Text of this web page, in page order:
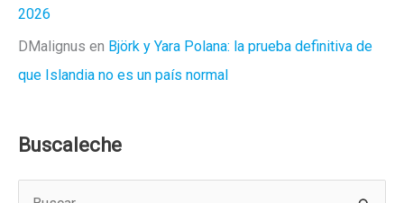
2026
DMalignus en Björk y Yara Polana: la prueba definitiva de
que Islandia no es un país normal
Buscaleche